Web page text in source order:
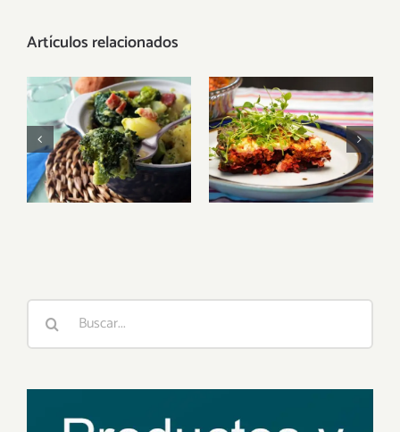
Artículos relacionados
Brócoli:
recetas
veganas y
sus
remolacha:
Un
superalimento
versátil en la
Buscar: